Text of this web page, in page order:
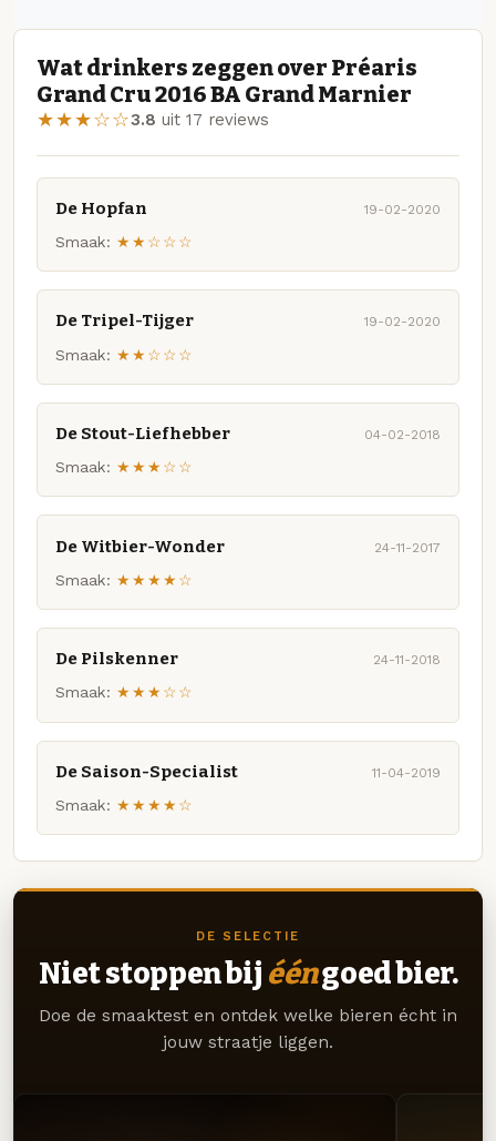
Wat drinkers zeggen over Préaris
Grand Cru 2016 BA Grand Marnier
★★★☆☆3.8 uit 17 reviews
De Hopfan 19-02-2020
Smaak: ★★☆☆☆
De Tripel-Tijger 19-02-2020
Smaak: ★★☆☆☆
De Stout-Liefhebber 04-02-2018
Smaak: ★★★☆☆
De Witbier-Wonder 24-11-2017
Smaak: ★★★★☆
De Pilskenner 24-11-2018
Smaak: ★★★☆☆
De Saison-Specialist 11-04-2019
Smaak: ★★★★☆
DE SELECTIE
Niet stoppen bij ééngoed bier.
Doe de smaaktest en ontdek welke bieren écht in
jouw straatje liggen.